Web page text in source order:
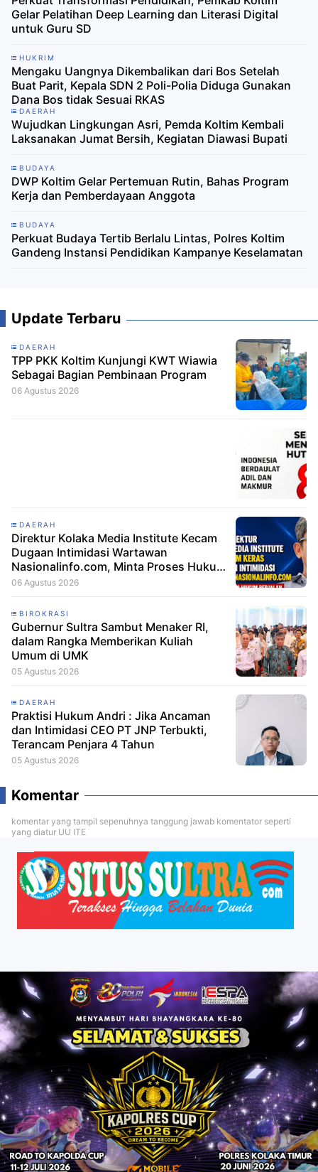
Gelar Pelatihan Deep Learning dan Literasi Digital
untuk Guru SD
HUKRIM
Mengaku Uangnya Dikembalikan dari Bos Setelah
Buat Parit, Kepala SDN 2 Poli-Polia Diduga Gunakan
Dana Bos tidak Sesuai RKAS
DAERAH
Wujudkan Lingkungan Asri, Pemda Koltim Kembali
Laksanakan Jumat Bersih, Kegiatan Diawasi Bupati
BUDAYA
DWP Koltim Gelar Pertemuan Rutin, Bahas Program
Kerja dan Pemberdayaan Anggota
BUDAYA
Perkuat Budaya Tertib Berlalu Lintas, Polres Koltim
Gandeng Instansi Pendidikan Kampanye Keselamatan
Update Terbaru
DAERAH
TPP PKK Koltim Kunjungi KWT Wiawia
Sebagai Bagian Pembinaan Program
06 Agustus 2026
DAERAH
Direktur Kolaka Media Institute Kecam
Dugaan Intimidasi Wartawan
Nasionalinfo.com, Minta Proses Hukum
Berjalan
06 Agustus 2026
BIROKRASI
Gubernur Sultra Sambut Menaker RI,
dalam Rangka Memberikan Kuliah
Umum di UMK
05 Agustus 2026
DAERAH
Praktisi Hukum Andri : Jika Ancaman
dan Intimidasi CEO PT JNP Terbukti,
Terancam Penjara 4 Tahun
05 Agustus 2026
Komentar
komentar yang tampil sepenuhnya tanggung jawab komentator seperti
yang diatur UU ITE